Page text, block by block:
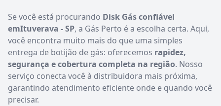
Se você está procurando Disk Gás confiável
emItuverava - SP, a Gás Perto é a escolha certa. Aqui,
você encontra muito mais do que uma simples
entrega de botijão de gás: oferecemos rapidez,
segurança e cobertura completa na região. Nosso
serviço conecta você à distribuidora mais próxima,
garantindo atendimento eficiente onde e quando você
precisar.